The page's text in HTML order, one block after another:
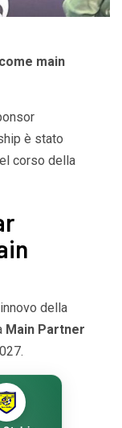
main
è stato
corso della
della
Main Partner